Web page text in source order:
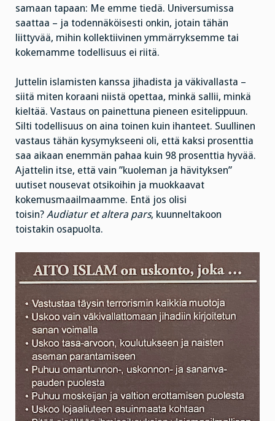
samaan tapaan: Me emme tiedä. Universumissa
saattaa – ja todennäköisesti onkin, jotain tähän
liittyvää, mihin kollektiivinen ymmärryksemme tai
kokemamme todellisuus ei riitä.
Juttelin islamisten kanssa jihadista ja väkivallasta –
siitä miten koraani niistä opettaa, minkä sallii, minkä
kieltää. Vastaus on painettuna pieneen esitelippuun.
Silti todellisuus on aina toinen kuin ihanteet. Suullinen
vastaus tähän kysymykseeni oli, että kaksi prosenttia
saa aikaan enemmän pahaa kuin 98 prosenttia hyvää.
Ajattelin itse, että vain ”kuoleman ja hävityksen”
uutiset nousevat otsikoihin ja muokkaavat
kokemusmaailmaamme. Entä jos olisi
toisin? Audiatur et altera pars, kuunneltakoon
toistakin osapuolta.